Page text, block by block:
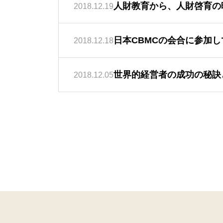
2018.12.19人財教育から、人財啓育
2018.12.18 日本CBMCの会合に参加し
2018.12.05世界的経営者の成功の秘